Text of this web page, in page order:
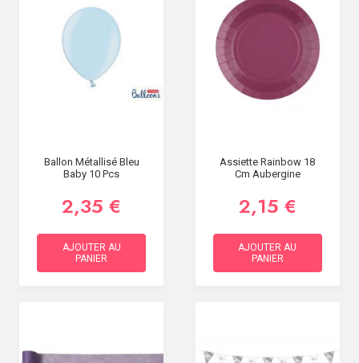
Ballon Métallisé Bleu
Baby 10 Pcs
2,35 €
AJOUTER AU
PANIER
Assiette Rainbow 18
Cm Aubergine
2,15 €
AJOUTER AU
PANIER